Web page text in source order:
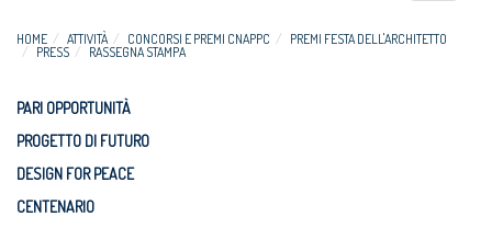
HOME ATTIVITÀ CONCORSI E PREMI CNAPPC
PREMI FESTA DELL'ARCHITETTO
PRESS
RASSEGNA STAMPA
PARI OPPORTUNITÀ
PROGETTO DI FUTURO
DESIGN FOR PEACE
CENTENARIO